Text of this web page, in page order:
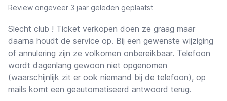
Review ongeveer 3 jaar geleden geplaatst
Slecht club ! Ticket verkopen doen ze graag maar
daarna houdt de service op. Bij een gewenste wijziging
of annulering zijn ze volkomen onbereikbaar. Telefoon
wordt dagenlang gewoon niet opgenomen
(waarschijnlijk zit er ook niemand bij de telefoon), op
mails komt een geautomatiseerd antwoord terug.